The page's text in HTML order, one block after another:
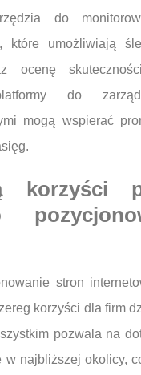
do
które umożliwiają
ocenę
do
mogą wspierać
korzyści
stron
korzyści dla firm
pozwala na
w najbliższej okolicy,